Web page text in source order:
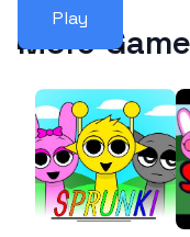
Play
More